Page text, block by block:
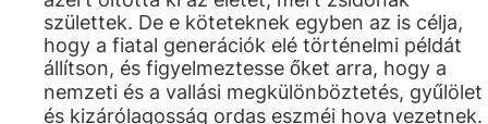
születtek. De e köteteknek egyben az is célja,
hogy a fiatal generációk elé történelmi példát
állítson, és figyelmeztesse őket arra, hogy a
nemzeti és a vallási megkülönböztetés, gyűlölet
és kizárólagosság ordas eszméi hova vezetnek.